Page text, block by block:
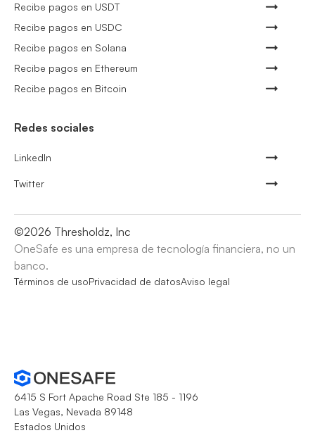
Recibe pagos en USDT
Recibe pagos en USDC
Recibe pagos en Solana
Recibe pagos en Ethereum
Recibe pagos en Bitcoin
Redes sociales
LinkedIn
Twitter
©2026 Thresholdz, Inc
OneSafe es una empresa de tecnología financiera, no un
banco.
Términos de usoPrivacidad de datosAviso legal
6415 S Fort Apache Road Ste 185 - 1196
Las Vegas, Nevada 89148
Estados Unidos